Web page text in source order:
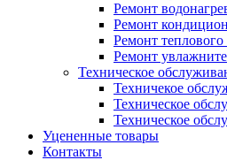
Ремонт
Ремонт
Ремонт
Ремонт
Техническое
Техничекое
Техническое
Техническое
Уцененные товары
Контакты